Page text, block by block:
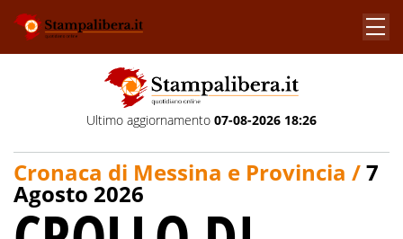
Ultimo aggiornamento 07-08-2026 18:26
Cronaca di Messina e Provincia /7
Agosto 2026